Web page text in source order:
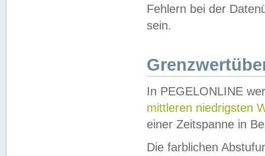
Fehlern bei der
sein.
In PEGELONLINE
mittleren niedrigsten
einer Zeitspanne in
Die farblichen